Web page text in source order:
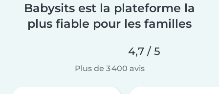
Babysits est la plateforme la
plus fiable pour les familles
4,7 / 5
Plus de 3 400 avis